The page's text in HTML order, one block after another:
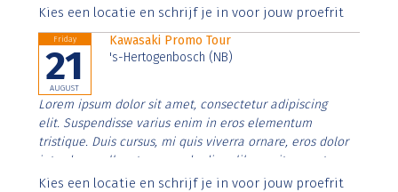
Aenean faucibus nibh et justo cursus id rutrum lorem
Kies een locatie en schrijf je in voor jouw proefrit
Friday
21
AUGUST
Kawasaki Promo Tour
's-Hertogenbosch (NB)
Lorem ipsum dolor sit amet, consectetur adipiscing
elit. Suspendisse varius enim in eros elementum
tristique. Duis cursus, mi quis viverra ornare, eros dolor
interdum nulla, ut commodo diam libero vitae erat.
Aenean faucibus nibh et justo cursus id rutrum lorem
Kies een locatie en schrijf je in voor jouw proefrit